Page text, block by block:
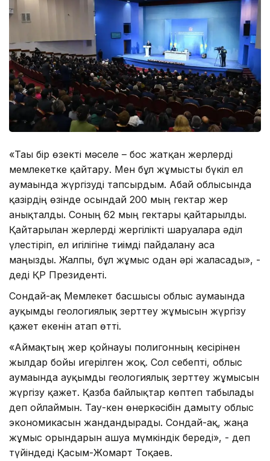
«Тағы бір өзекті мәселе – бос жатқан жерлерді
мемлекетке қайтару. Мен бұл жұмысты бүкіл ел
аумағында жүргізуді тапсырдым. Абай облысында
қазірдің өзінде осындай 200 мың гектар жер
анықталды. Соның 62 мың гектары қайтарылды.
Қайтарылған жерлерді жергілікті шаруаларға әділ
үлестіріп, ел игілігіне тиімді пайдалану аса
маңызды. Жалпы, бұл жұмыс одан әрі жалғасады», -
деді ҚР Президенті.
Сондай-ақ Мемлекет басшысы облыс аумағында
ауқымды геологиялық зерттеу жұмысын жүргізу
қажет екенін атап өтті.
«Аймақтың жер қойнауы полигонның кесірінен
жылдар бойы игерілген жоқ. Сол себепті, облыс
аумағында ауқымды геологиялық зерттеу жұмысын
жүргізу қажет. Қазба байлықтар көптеп табылады
деп ойлаймын. Тау-кен өнеркәсібін дамыту облыс
экономикасын жандандырады. Сондай-ақ, жаңа
жұмыс орындарын ашуға мүмкіндік береді», - деп
түйіндеді Қасым-Жомарт Тоқаев.